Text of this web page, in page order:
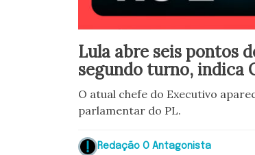
Lula abre seis pontos
segundo turno, indica
O atual chefe do Executivo
parlamentar do PL.
Redação O Antagonista